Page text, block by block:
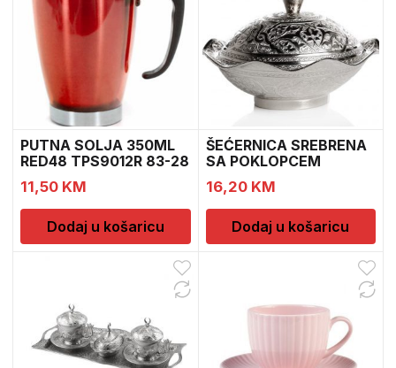
PUTNA SOLJA 350ML
RED48 TPS9012R 83-28
11,50 KM
Dodaj u košaricu
ŠEĆERNICA SREBRENA
SA POKLOPCEM
98033-K-11
16,20 KM
Dodaj u košaricu